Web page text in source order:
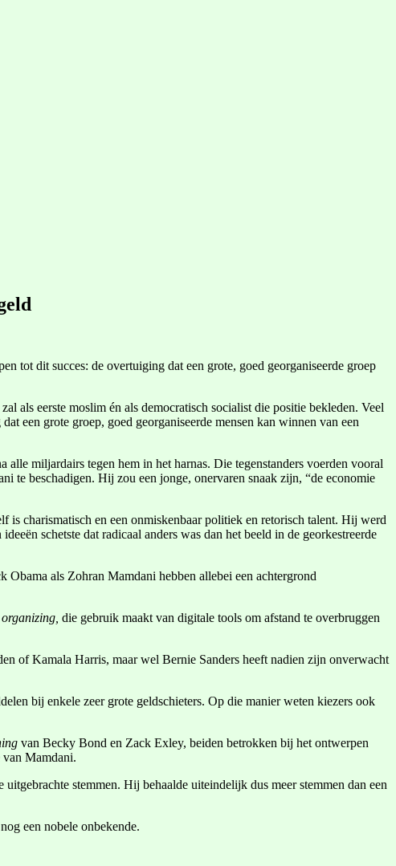
tot dit succes: de overtuiging dat een grote, goed georganiseerde groep
als eerste moslim én als democratisch socialist die positie bekleden. Veel
een grote groep, goed georganiseerde mensen kan winnen van een
alle miljardairs tegen hem in het harnas. Die tegenstanders voerden vooral
te beschadigen. Hij zou een jonge, onervaren snaak zijn, “de economie
is charismatisch en een onmiskenbaar politiek en retorisch talent. Hij werd
schetste dat radicaal anders was dan het beeld in de georkestreerde
Obama als Zohran Mamdani hebben allebei een achtergrond
die gebruik maakt van digitale tools om afstand te overbruggen
of Kamala Harris, maar wel Bernie Sanders heeft nadien zijn onverwacht
bij enkele zeer grote geldschieters. Op die manier weten kiezers ook
van Becky Bond en Zack Exley, beiden betrokken bij het ontwerpen
van Mamdani.
stemmen. Hij behaalde uiteindelijk dus meer stemmen dan een
een nobele onbekende.